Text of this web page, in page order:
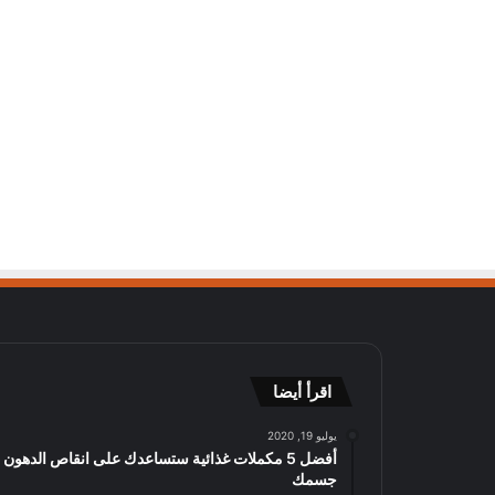
اقرأ أيضا
يوليو 19, 2020
أفضل 5 مكملات غذائية ستساعدك على انقاص
جسمك